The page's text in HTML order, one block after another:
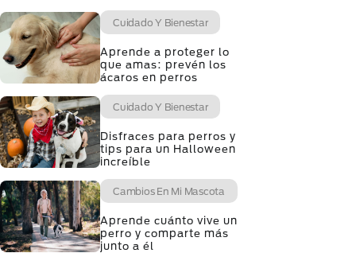
Cuidado Y Bienestar
Aprende a proteger lo
que amas: prevén los
ácaros en perros
Cuidado Y Bienestar
Disfraces para perros y
tips para un Halloween
increíble
Cambios En Mi Mascota
Aprende cuánto vive un
perro y comparte más
junto a él